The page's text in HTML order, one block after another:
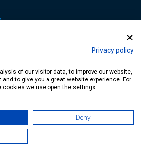
Privacy policy
of our visitor data, to improve our website,
to give you a great website experience. For
cookies we use open the settings.
Deny
- BLOG